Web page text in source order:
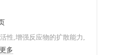
性,增强反应物的扩散能力,
多